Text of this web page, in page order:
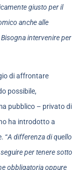
giusto per il
anche alle
intervenire per
di affrontare
possibile,
pubblico – privato di
ha introdotto a
“A differenza di quello
per tenere sotto
obbligatoria oppure